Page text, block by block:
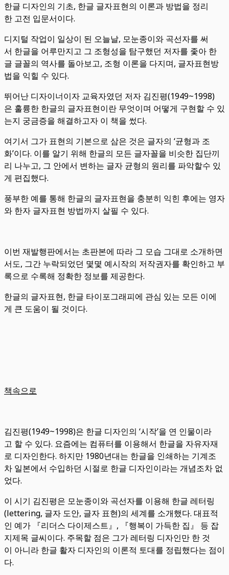
한글 디자인의 기초, 한글 글자표현의 이론과 방법을 정리
한 고전 입문서이다.
디지털 작업이 일상이 된 오늘날, 모눈종이와 곡선자를 써
서 한글을 어루만지고 그 조형성을 탐구했던 저자를 좇아 한
글 글꼴의 역사를 돌아보고, 조형 이론을 다지며, 글자표현방
법을 익힐 수 있다.
뛰어난 디자이너이자 교육자였던 저자 김진평(1949~1998)
은 훌륭한 한글의 글자표현이란 무엇이며 어떻게 구현할 수 있
는지 궁금증을 해결하고자 이 책을 썼다.
여기서 그가 표현의 기본으로 삼은 것은 글자의 ‘균형과 조
화’이다. 이를 알기 위해 한글의 모든 글자꼴을 비슷한 집단끼
리 나누고, 그 안에서 변하는 글자 균형의 원리를 파악할수 있
게 편집했다.
풍부한 예를 통해 한글의 글자표현을 충분히 익힌 후에는 영자
와 한자 글자표현 방법까지 살필 수 있다.
이번 재발행판에서는 초판본에 따라 그 모습 그대로 소개하면
서도, 그간 누락되었던 몇몇 예시작의 저작권자를 확인하고 부
록으로 수록해 정확한 정보를 제공한다.
한글의 글자표현, 한글 타이포그래피에 관심 있는 모든 이에
게 큰 도움이 될 것이다.
책속으로
김진평(1949~1998)은 한글 디자인의 ‘시작’을 연 인물이라
고 할 수 있다. 요즘에는 컴퓨터를 이용해서 한글을 자유자재
로 디자인한다. 하지만 1980년대는 한글을 인쇄하는 기계조
차 일본에서 수입하던 시절로 한글 디자인이라는 개념조차 없
었다.
이 시기 김진평은 모눈종이와 곡선자를 이용해 한글 레터링
(lettering, 글자 도안, 글자 표현)의 세계를 소개했다. 대표적
인 예가 『리더스 다이제스트』, 『행복이 가득한 집』 등 잡
지제목 글씨이다. 주목할 점은 그가 레터링 디자인만 한 것
이 아니라 한글 활자 디자인의 이론적 토대를 정립했다는 점이
다.